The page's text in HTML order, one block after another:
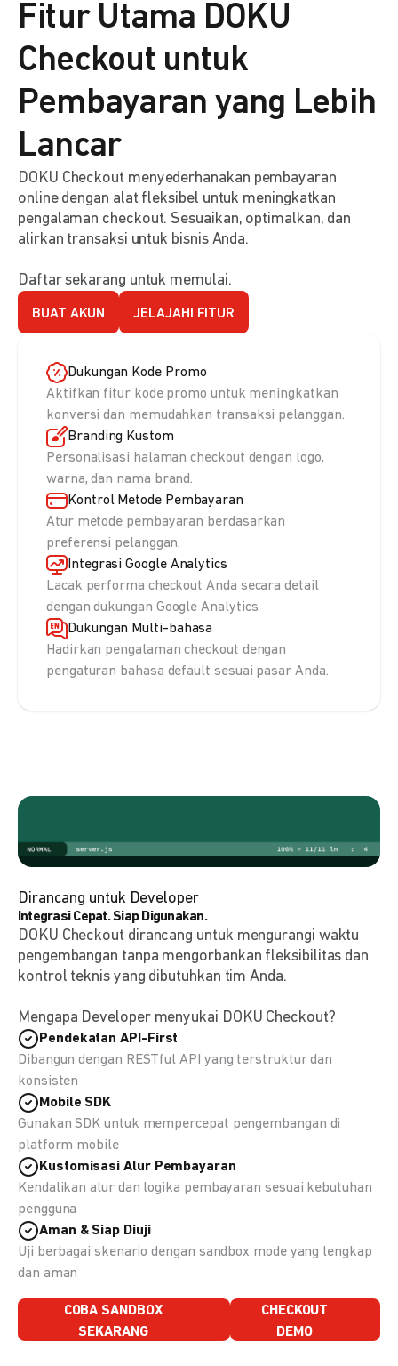
Fitur Utama DOKU
Checkout untuk
Pembayaran yang Lebih
Lancar
DOKU Checkout menyederhanakan pembayaran
online dengan alat fleksibel untuk meningkatkan
pengalaman checkout. Sesuaikan, optimalkan, dan
alirkan transaksi untuk bisnis Anda.
Daftar sekarang untuk memulai.
BUAT AKUN JELAJAHI FITUR
Dukungan Kode Promo
Aktifkan fitur kode promo untuk meningkatkan
konversi dan memudahkan transaksi pelanggan.
Branding Kustom
Personalisasi halaman checkout dengan logo,
warna, dan nama brand.
Kontrol Metode Pembayaran
Atur metode pembayaran berdasarkan
preferensi pelanggan.
Integrasi Google Analytics
Lacak performa checkout Anda secara detail
dengan dukungan Google Analytics.
Dukungan Multi-bahasa
Hadirkan pengalaman checkout dengan
pengaturan bahasa default sesuai pasar Anda.
Dirancang untuk Developer
Integrasi Cepat. Siap Digunakan.
DOKU Checkout dirancang untuk mengurangi waktu
pengembangan tanpa mengorbankan fleksibilitas dan
kontrol teknis yang dibutuhkan tim Anda.
Mengapa Developer menyukai DOKU Checkout?
Pendekatan API-First
Dibangun dengan RESTful API yang terstruktur dan
konsisten
Mobile SDK
Gunakan SDK untuk mempercepat pengembangan di
platform mobile
Kustomisasi Alur Pembayaran
Kendalikan alur dan logika pembayaran sesuai kebutuhan
pengguna
Aman & Siap Diuji
Uji berbagai skenario dengan sandbox mode yang lengkap
dan aman
COBA SANDBOX
SEKARANG
CHECKOUT
DEMO